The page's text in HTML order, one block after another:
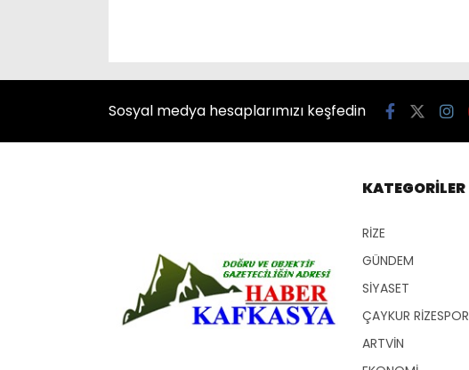
Sosyal medya hesaplarımızı keşfedin
KATEGORİLER
RİZE
GÜNDEM
SİYASET
ÇAYKUR RİZESPOR
ARTVİN